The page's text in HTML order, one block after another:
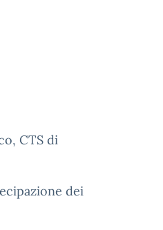
CTS di
dei